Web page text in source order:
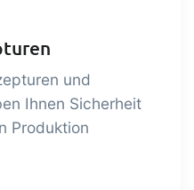
flows with
systems and
und
Ihnen Sicherheit
Produktion